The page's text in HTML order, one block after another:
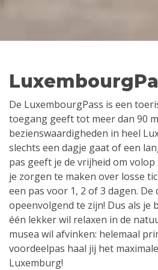
De LuxembourgPass is een
toegang geeft tot meer dan 90
bezienswaardigheden in heel
slechts een dagje gaat of een
pas geeft je de vrijheid om
je zorgen te maken over losse
een pas voor 1, 2 of 3 dagen.
opeenvolgend te zijn! Dus als je
één lekker wil relaxen in de
musea wil afvinken: helemaal
voordeelpas haal jij het
Luxemburg!